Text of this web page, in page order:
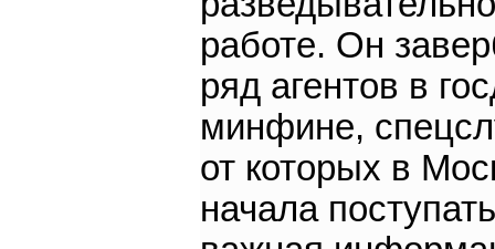
работе. Он
ряд агентов в
минфине,
от которых в
начала поступать